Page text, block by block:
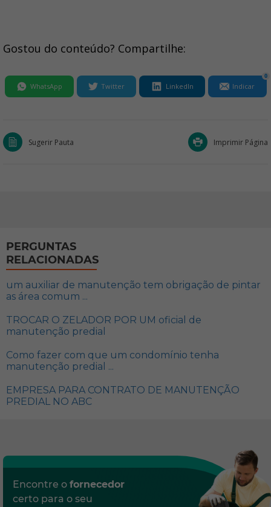
Gostou do conteúdo? Compartilhe:
WhatsApp Twitter LinkedIn Indicar
0
Sugerir Pauta Imprimir Página
PERGUNTAS
RELACIONADAS
um auxiliar de manutenção tem obrigação de pintar
as área comum ...
TROCAR O ZELADOR POR UM oficial de
manutenção predial
Como fazer com que um condomínio tenha
manutenção predial ...
EMPRESA PARA CONTRATO DE MANUTENÇÃO
PREDIAL NO ABC
Encontre o fornecedor
certo para o seu